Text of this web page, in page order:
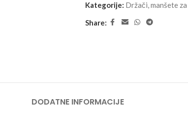
Kategorije: Držači, manšete
Share:
DODATNE INFORMACIJE